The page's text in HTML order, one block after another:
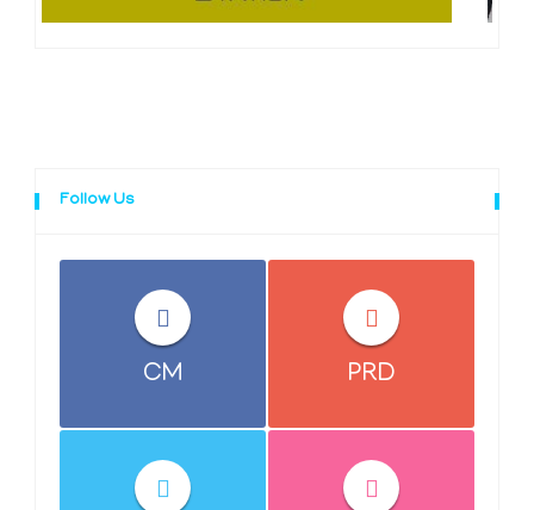
Follow Us
CM PRD